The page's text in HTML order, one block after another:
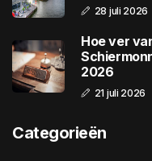
28 juli 2026
Hoe ver
2026
21 juli 2026
Categorieën